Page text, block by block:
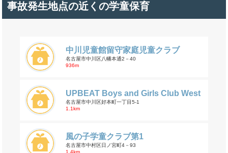
事故発生地点の近くの学童保育
中川児童館留守家庭児童クラブ
名古屋市中川区八幡本通2－40
936m
UPBEAT Boys and Girls Club West
名古屋市中川区好本町一丁目5-1
1.1km
風の子学童クラブ第1
名古屋市中村区日ノ宮町4－93
1.4km